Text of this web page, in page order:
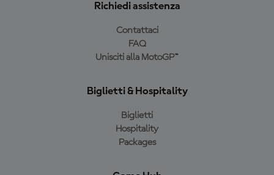
Richiedi assistenza
Contattaci
FAQ
Unisciti alla MotoGP™
Biglietti & Hospitality
Biglietti
Hospitality
Packages